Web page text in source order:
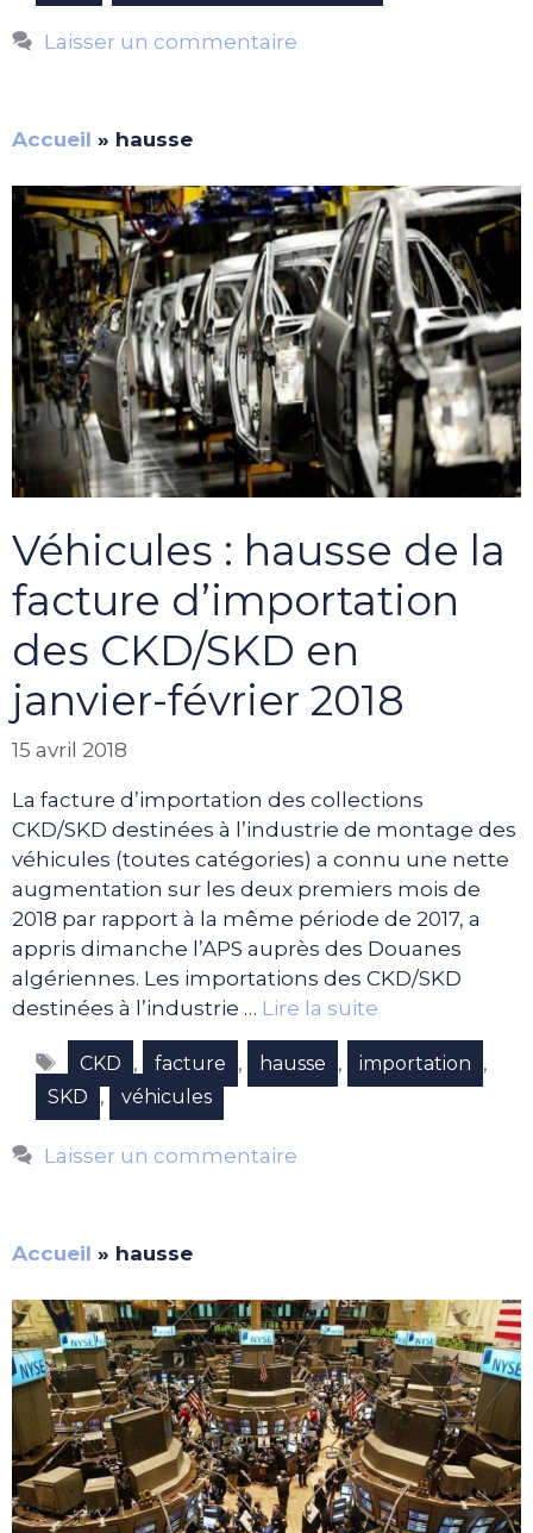
Laisser un commentaire
Accueil » hausse
Véhicules : hausse de la
facture d’importation
des CKD/SKD en
janvier-février 2018
15 avril 2018
La facture d’importation des collections
CKD/SKD destinées à l’industrie de montage des
véhicules (toutes catégories) a connu une nette
augmentation sur les deux premiers mois de
2018 par rapport à la même période de 2017, a
appris dimanche l’APS auprès des Douanes
algériennes. Les importations des CKD/SKD
destinées à l’industrie … Lire la suite
Étiquettes
CKD , facture , hausse , importation ,
SKD , véhicules
Laisser un commentaire
Accueil » hausse